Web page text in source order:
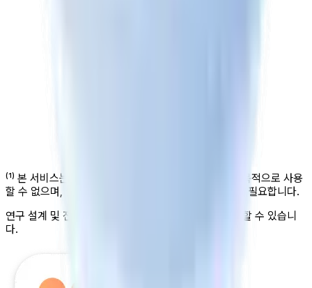
언어 관련 점수 변화
⁽¹⁾ 본 서비스는 의료기기가 아니므로 질병의 진단·치료 목적으로 사용
할 수 없으며, 질병 유무 판단을 위해서는 의사의 검진이 필요합니다.
연구 설계 및 전체 결과는 과학적 검증 페이지에서 확인할 수 있습니
다.